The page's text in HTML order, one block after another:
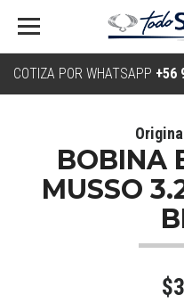
COTIZA POR WHATSAPP +56
BOBINA
MUSSO